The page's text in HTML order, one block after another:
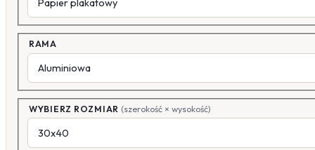
RAMA
WYBIERZ ROZMIAR (szerokość × wysokość)